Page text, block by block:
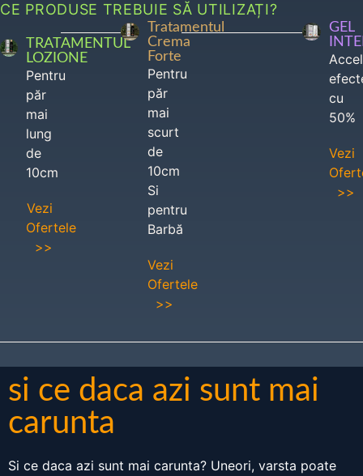
CE PRODUSE TREBUIE SĂ UTILIZAȚI?
TRATAMENTUL
LOZIONE
Pentru
păr
mai
lung
de
10cm
Vezi
Ofertele
>>
Tratamentul
Crema
Forte
Pentru
păr
mai
scurt
de
10cm
Si
pentru
Barbă
Vezi
Ofertele
>>
GEL
cu
50%
Vezi
>>
si ce daca azi sunt mai
carunta
Si ce daca azi sunt mai carunta? Uneori, varsta poate